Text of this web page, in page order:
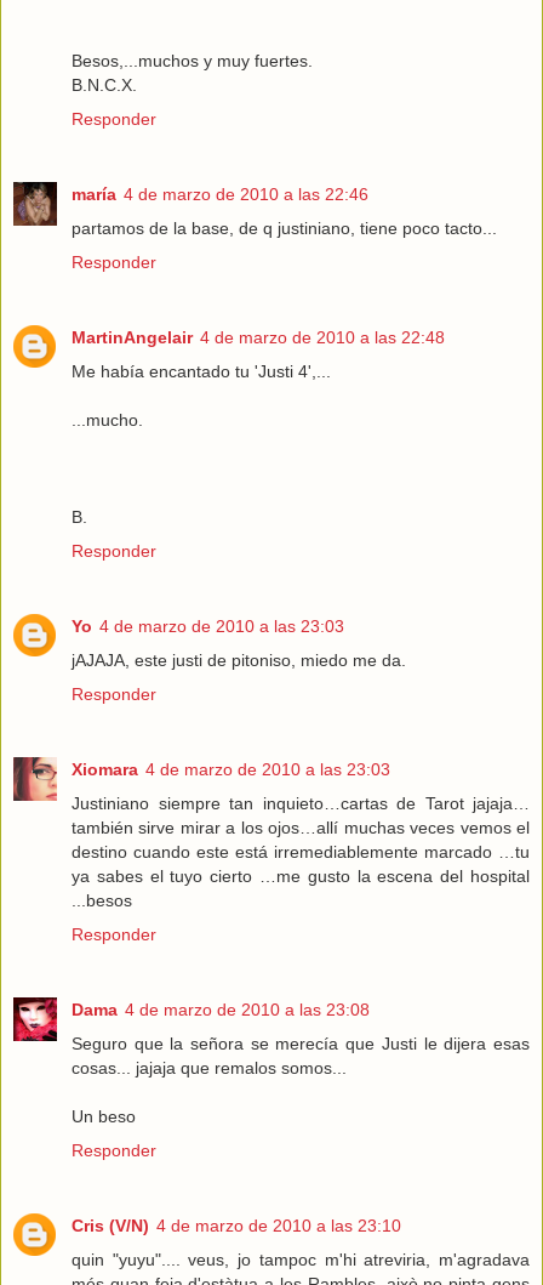
Besos,...muchos y muy fuertes.
B.N.C.X.
Responder
maría 4 de marzo de 2010 a las 22:46
partamos de la base, de q justiniano, tiene poco tacto...
Responder
MartinAngelair 4 de marzo de 2010 a las 22:48
Me había encantado tu 'Justi 4',...
...mucho.
B.
Responder
Yo 4 de marzo de 2010 a las 23:03
jAJAJA, este justi de pitoniso, miedo me da.
Responder
Xiomara 4 de marzo de 2010 a las 23:03
Justiniano siempre tan inquieto…cartas de Tarot jajaja…
también sirve mirar a los ojos…allí muchas veces vemos el
destino cuando este está irremediablemente marcado …tu
ya sabes el tuyo cierto …me gusto la escena del hospital
...besos
Responder
Dama 4 de marzo de 2010 a las 23:08
Seguro que la señora se merecía que Justi le dijera esas
cosas... jajaja que remalos somos...
Un beso
Responder
Cris (V/N) 4 de marzo de 2010 a las 23:10
quin "yuyu".... veus, jo tampoc m'hi atreviria, m'agradava